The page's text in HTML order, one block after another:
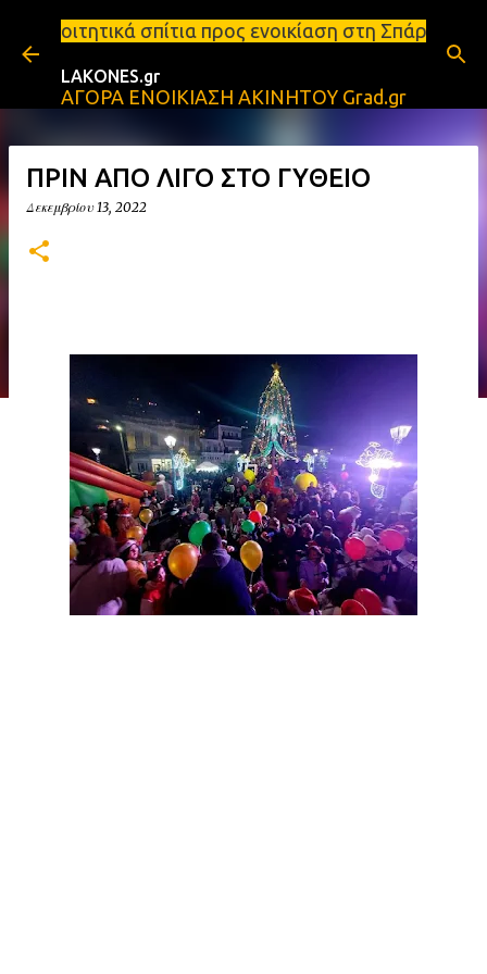
Μετάβαση στο κύριο περιεχόμενο
προς ενοικίαση στη Σπάρτη Ενοικιάσεις
LAKONES.gr
ΑΓΟΡΑ ΕΝΟΙΚΙΑΣΗ ΑΚΙΝΗΤΟΥ Grad.gr
ΠΡΙΝ ΑΠΟ ΛΙΓΟ ΣΤΟ ΓΥΘΕΙΟ
Δεκεμβρίου 13, 2022